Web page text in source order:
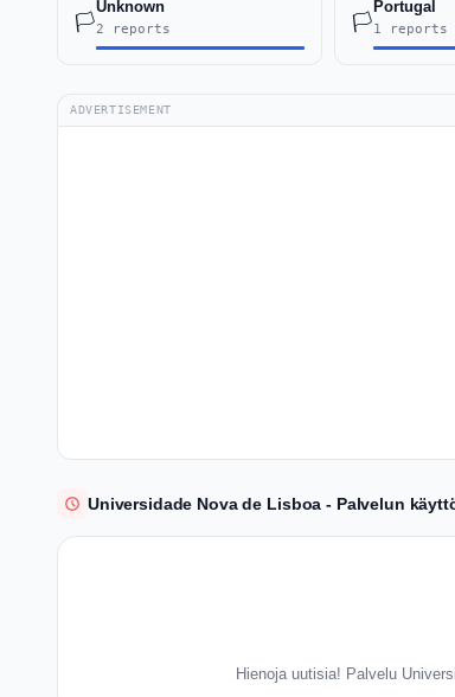
🏳️
Unknown
2 reports 🏳️
Portugal
1 reports
ADVERTISEMENT
Universidade Nova de Lisboa - Palvelun
Hienoja uutisia! Palvelu